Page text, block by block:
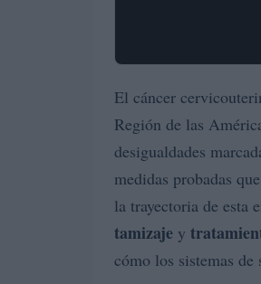
El cáncer
Región de las
desigualdades
medidas probadas
la trayectoria de esta
tamizaje y
cómo los sistemas de